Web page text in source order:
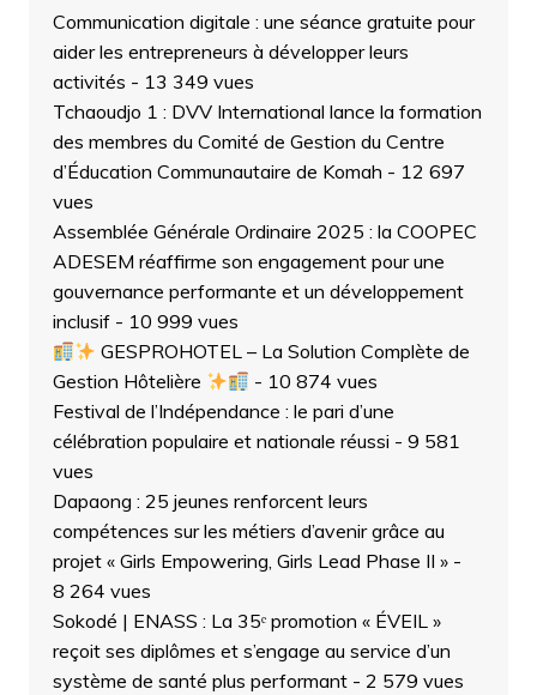
Communication digitale : une séance gratuite pour
aider les entrepreneurs à développer leurs
activités - 13 349 vues
Tchaoudjo 1 : DVV International lance la formation
des membres du Comité de Gestion du Centre
d’Éducation Communautaire de Komah - 12 697
vues
Assemblée Générale Ordinaire 2025 : la COOPEC
ADESEM réaffirme son engagement pour une
gouvernance performante et un développement
inclusif- 10 999 vues
GESPROHOTEL – La Solution Complète de
Gestion Hôtelière
- 10 874 vues
Festival de l’Indépendance : le pari d’une
célébration populaire et nationale réussi - 9 581
vues
Dapaong : 25 jeunes renforcent leurs
compétences sur les métiers d’avenir grâce au
projet « Girls Empowering, Girls Lead Phase II »-
8 264 vues
Sokodé | ENASS : La 35ᵉ promotion « ÉVEIL »
reçoit ses diplômes et s’engage au service d’un
système de santé plus performant- 2 579 vues